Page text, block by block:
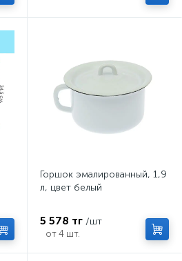
Горшок эмалированный, 1,9
л, цвет белый
5 578 тг /шт
от 4 шт.